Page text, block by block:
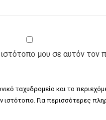
μου σε αυτόν τον
ταχυδρομείο και το
Για περισσότερες